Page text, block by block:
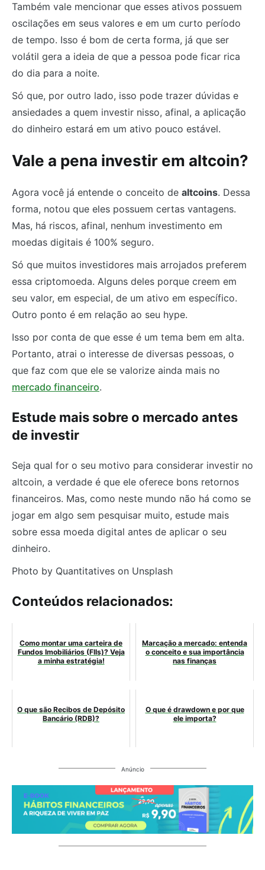
Também vale mencionar que esses ativos possuem
oscilações em seus valores e em um curto período
de tempo. Isso é bom de certa forma, já que ser
volátil gera a ideia de que a pessoa pode ficar rica
do dia para a noite.
Só que, por outro lado, isso pode trazer dúvidas e
ansiedades a quem investir nisso, afinal, a aplicação
do dinheiro estará em um ativo pouco estável.
Vale a pena investir em altcoin?
Agora você já entende o conceito de altcoins. Dessa
forma, notou que eles possuem certas vantagens.
Mas, há riscos, afinal, nenhum investimento em
moedas digitais é 100% seguro.
Só que muitos investidores mais arrojados preferem
essa criptomoeda. Alguns deles porque creem em
seu valor, em especial, de um ativo em específico.
Outro ponto é em relação ao seu hype.
Isso por conta de que esse é um tema bem em alta.
Portanto, atrai o interesse de diversas pessoas, o
que faz com que ele se valorize ainda mais no
mercado financeiro.
Estude mais sobre o mercado antes
de investir
Seja qual for o seu motivo para considerar investir no
altcoin, a verdade é que ele oferece bons retornos
financeiros. Mas, como neste mundo não há como se
jogar em algo sem pesquisar muito, estude mais
sobre essa moeda digital antes de aplicar o seu
dinheiro.
Photo by Quantitatives on Unsplash
Conteúdos relacionados:
Como montar uma carteira de
Fundos Imobiliários (FIIs)? Veja
a minha estratégia!
Marcação a mercado: entenda
o conceito e sua importância
nas finanças
O que são Recibos de Depósito
Bancário (RDB)?
O que é drawdown e por que
ele importa?
Anúncio